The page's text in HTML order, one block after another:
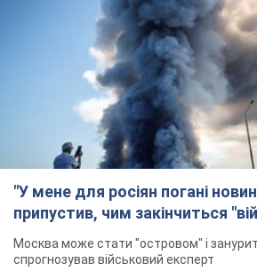
"У мене для росіян погані
припустив, чим закінчиться
Москва може стати "островом" і
спрогнозував військовий експерт